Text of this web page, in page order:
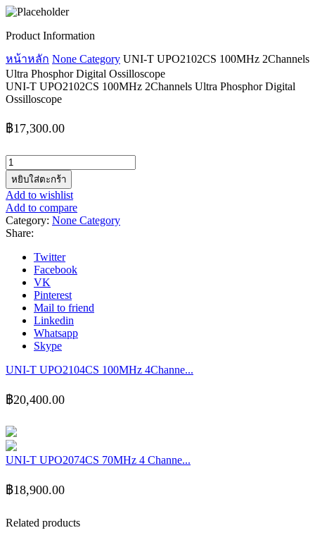
Product Information
หน้าหลัก None Category UNI-T UPO2102CS 100MHz 2Channels
Ultra Phosphor Digital Ossilloscope
UNI-T UPO2102CS 100MHz 2Channels Ultra Phosphor Digital
Ossilloscope
฿17,300.00
จำนวน
UNI-
T
UPO2102CS
100MHz
2Channels
Phosphor
Digital
Ossilloscope
หยิบใส่ตะกร้า
Add to wishlist
Add to compare
Category: None Category
Share:
Twitter
Facebook
VK
Pinterest
Mail to friend
Linkedin
Whatsapp
Skype
UNI-T UPO2104CS 100MHz 4Channe...
฿20,400.00
UNI-T UPO2074CS 70MHz 4 Channe...
฿18,900.00
Related products